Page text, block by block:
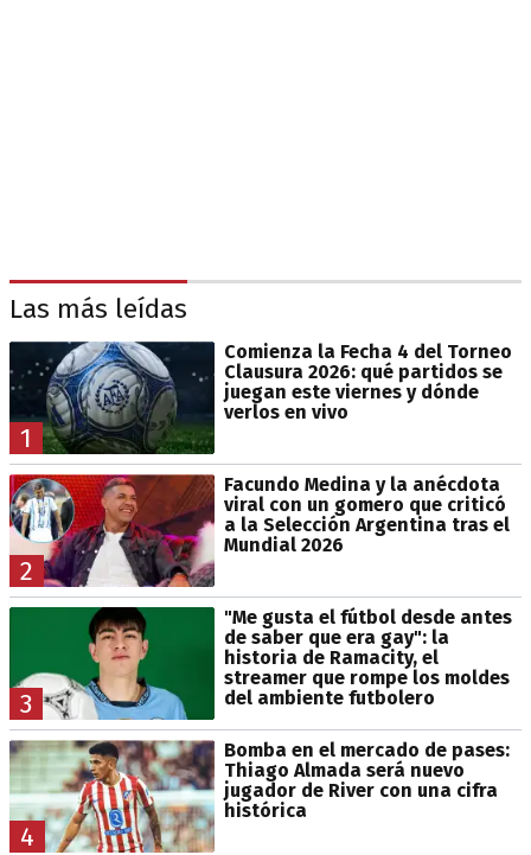
Las más leídas
1
Comienza la Fecha 4 del Torneo
Clausura 2026: qué partidos se
juegan este viernes y dónde
verlos en vivo
2
Facundo Medina y la anécdota
viral con un gomero que criticó
a la Selección Argentina tras el
Mundial 2026
3
"Me gusta el fútbol desde antes
de saber que era gay": la
historia de Ramacity, el
streamer que rompe los moldes
del ambiente futbolero
4
Bomba en el mercado de pases:
Thiago Almada será nuevo
jugador de River con una cifra
histórica